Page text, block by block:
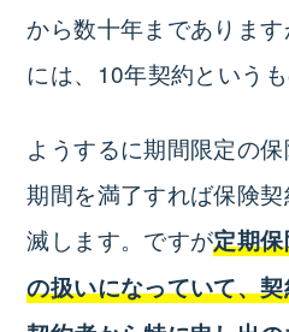
から数十年までありま
には、10年契約というも
ようするに期間限定の
期間を満了すれば保険
滅します。ですが定期
の扱いになっていて、